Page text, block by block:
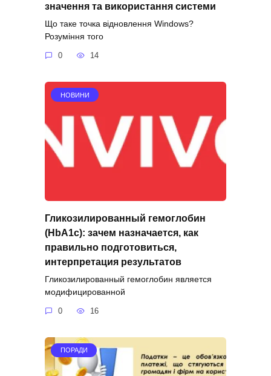
значення та використання системи
Що таке точка відновлення Windows?
Розуміння того
0 14
НОВИНИ
Гликозилированный гемоглобин
(HbA1c): зачем назначается, как
правильно подготовиться,
интерпретация результатов
Гликозилированный гемоглобин является
модифицированной
0 16
ПОРАДИ